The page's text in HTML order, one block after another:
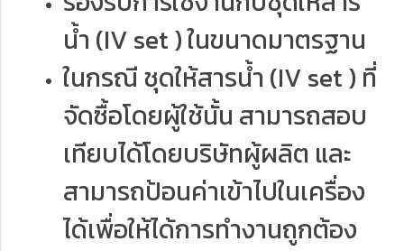
น้ำ (IV set ) ในขนาดมาตรฐาน
ในกรณี ชุดให้สารน้ำ (IV set ) ที่
จัดซื้อโดยผู้ใช้นั้น สามารถสอบ
เทียบได้โดยบริษัทผู้ผลิต และ
สามารถป้อนค่าเข้าไปในเครื่อง
ได้เพื่อให้ได้การทำงานถูกต้อง